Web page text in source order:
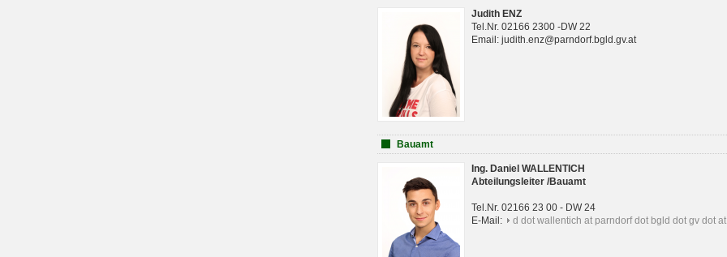
Judith ENZ
Tel.Nr. 02166 2300 -DW 22
Email: judith.enz@parndorf.bgld.gv.at
Bauamt
Ing. Daniel WALLENTICH
Abteilungsleiter /Bauamt
Tel.Nr. 02166 23 00 - DW 24
E-Mail:
d dot wallentich at parndorf dot bgld dot gv dot at